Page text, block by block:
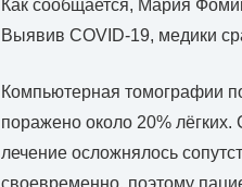
Как сообщается, Мария
Выявив COVID-19, медики
Компьютерная томографии
поражено около 20% лёгких.
лечение осложнялось
своевременно, поэтому